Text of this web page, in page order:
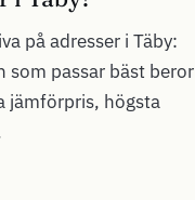
på adresser i Täby:
som passar bäst beror
jämförpris, högsta